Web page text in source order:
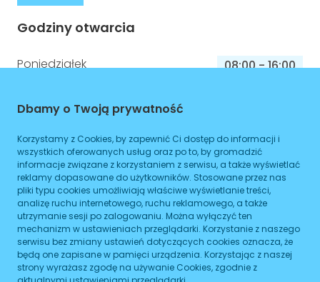
Godziny otwarcia
Poniedziałek 08:00-16:00
Czwartek
08:00 - 16:00
Piątek
08:00- 16:00
Sobota
08:00-
Niedziela
08:00 -16:00
Dbamy o Twoją prywatność
Korzystamy z Cookies, by zapewnić Ci dostęp do informacji i
wszystkich oferowanych usług oraz po to, by gromadzić
informacje związane z korzystaniem z serwisu, a także wyświetlać
reklamy dopasowane do użytkowników. Stosowane przez nas
pliki typu cookies umożliwiają właściwe wyświetlanie treści,
analizę ruchu internetowego, ruchu reklamowego, a także
utrzymanie sesji po zalogowaniu. Można wyłączyć ten
mechanizm w ustawieniach przeglądarki. Korzystanie z naszego
serwisu bez zmiany ustawień dotyczących cookies oznacza, że
będą one zapisane w pamięci urządzenia. Korzystając z naszej
strony wyrażasz zgodę na używanie Cookies, zgodnie z